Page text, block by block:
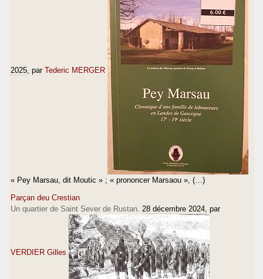
2025 , par Tederic MERGER
« Pey Marsau, dit Moutic » ; « prononcer Marsaou », (…)
Parçan deu Crestian
Un quartier de Saint Sever de Rustan. 28 décembre 2024 , par
VERDIER Gilles